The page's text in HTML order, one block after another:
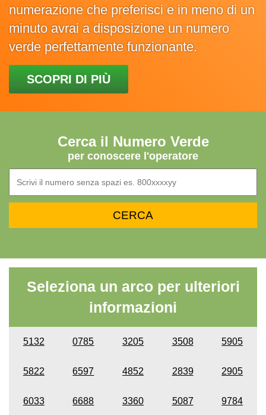
numerazione che preferisci e in meno di un
minuto avrai a disposizione un numero
verde perfettamente funzionante.
SCOPRI DI PIÙ
Cerca il Numero Verde
per conoscere l'operatore
Seleziona un arco per ulteriori
informazioni
5132 0785 3205 3508 5905
5822 6597 4852 2839 2905
6033 6688 3360 5087 9784